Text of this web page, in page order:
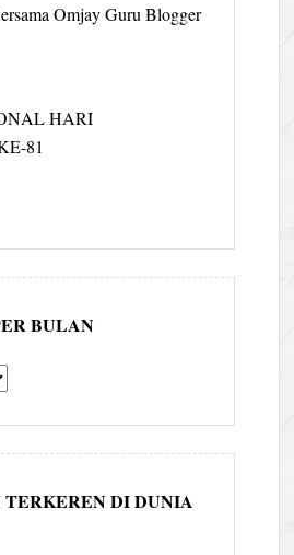
Omjay Guru Blogger
HARI
81
BULAN
DI DUNIA